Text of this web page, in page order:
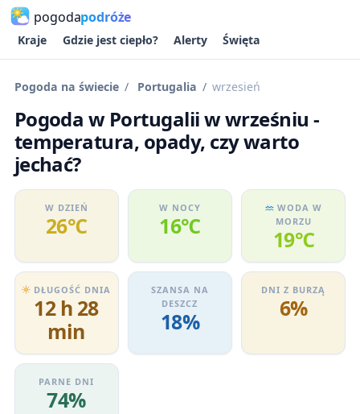
pogodapodróże
Kraje Gdzie jest ciepło? Alerty Święta
Pogoda na świecie Portugalia wrzesień
Pogoda w Portugalii w wrześniu -
temperatura, opady, czy warto
jechać?
W DZIEŃ
26℃
W NOCY
16℃
WODA W
MORZU
19℃
DŁUGOŚĆ DNIA
12 h 28
min
SZANSA NA
DESZCZ
18%
DNI Z BURZĄ
6%
PARNE DNI
74%